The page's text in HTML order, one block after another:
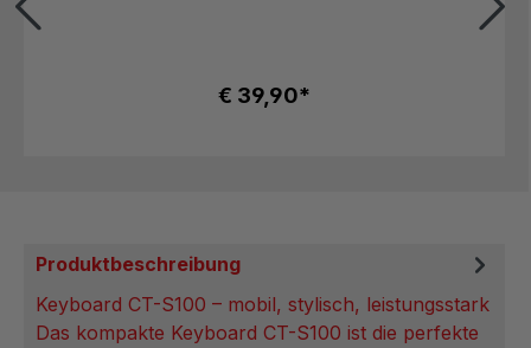
€ 39,90*
Produktbeschreibung
Keyboard CT-S100 – mobil, stylisch, leistungsstark
Das kompakte Keyboard CT-S100 ist die perfekte